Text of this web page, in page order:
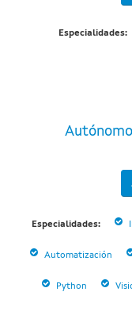
Especialidades:
Especialidades:
Automatización
Python